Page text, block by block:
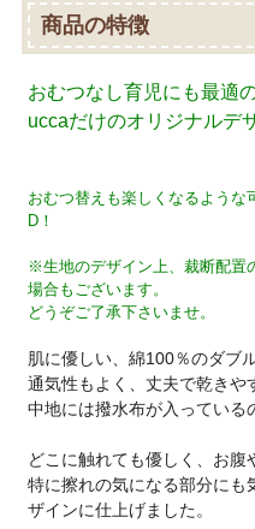
商品の特徴
おむつなし育児にも最適
uccaだけのオリジナルデ
おむつ替えも楽しくなるような
D！
※生地のデザイン上、裁断配置
場合もございます。
どうぞご了承下さいませ。
肌に優しい、綿100％のダブ
通気性もよく、丈夫で乾きや
中地には撥水布が入っている
どこに触れても優しく、お腹
特に擦れの気になる部分にも
ザインに仕上げました。